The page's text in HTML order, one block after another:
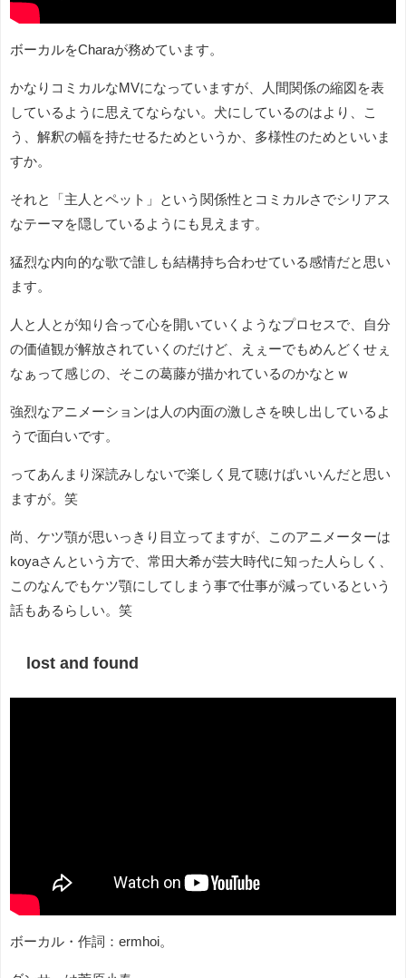
ボーカルをCharaが務めています。
かなりコミカルなMVになっていますが、人間関係の縮図を表
しているように思えてならない。犬にしているのはより、こ
う、解釈の幅を持たせるためというか、多様性のためといいま
すか。
それと「主人とペット」という関係性とコミカルさでシリアス
なテーマを隠しているようにも見えます。
猛烈な内向的な歌で誰しも結構持ち合わせている感情だと思い
ます。
人と人とが知り合って心を開いていくようなプロセスで、自分
の価値観が解放されていくのだけど、えぇーでもめんどくせぇ
なぁって感じの、そこの葛藤が描かれているのかなとｗ
強烈なアニメーションは人の内面の激しさを映し出しているよ
うで面白いです。
ってあんまり深読みしないで楽しく見て聴けばいいんだと思い
ますが。笑
尚、ケツ顎が思いっきり目立ってますが、このアニメーターは
koyaさんという方で、常田大希が芸大時代に知った人らしく、
このなんでもケツ顎にしてしまう事で仕事が減っているという
話もあるらしい。笑
lost and found
ボーカル・作詞：ermhoi。